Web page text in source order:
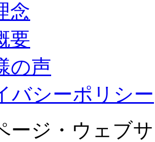
念
要
の声
バシーポリシー
ージ・ウェブ